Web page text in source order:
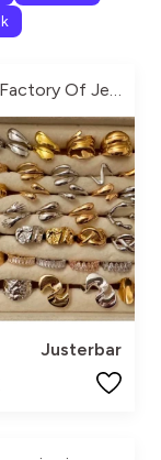
The Factory Of Jewelry
Justerbar